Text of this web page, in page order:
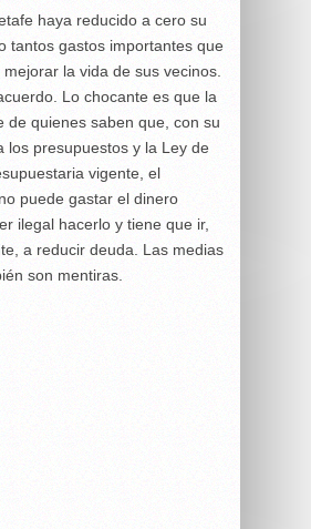
haya reducido a cero su
tantos gastos importantes que
la vida de sus vecinos.
Lo chocante es que la
de quienes saben que, con su
los presupuestos y la Ley de
vigente, el
puede gastar el dinero
ilegal hacerlo y tiene que ir,
a reducir deuda. Las medias
son mentiras.